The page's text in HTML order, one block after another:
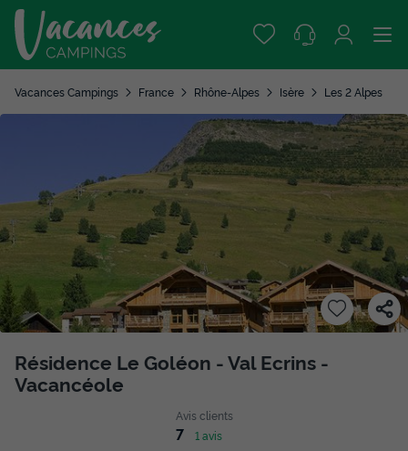
Vacances Campings France Rhône-Alpes Isère Les 2 Alpes
Résidence Le Goléon - Val Ecrins -
Vacancéole
Avis clients
7 1 avis